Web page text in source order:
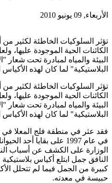
الأربعاء, 09 يونيو 2010
تؤثر السلوكيات الخاطئة لكثير من
الكائنات الحية الموجودة عليها،
البيئة والمياه لمبادرة تحت شعار
البلاستيكية" لما كان لهذه
تؤثر السلوكيات الخاطئة لكثير من
الكائنات الحية الموجودة عليها،
البيئة والمياه لمبادرة تحت شعار
البلاستيكية" لما كان لهذه
فقد عثر في منطقة فلج المعلا في
في عام 1997 على بقايا
الوزارة على الكشف عن أسباب
النافق جمل ابتلع أكياس
كبيرة من الجمل فيما لم تتحلل
حبيسة في معدته.